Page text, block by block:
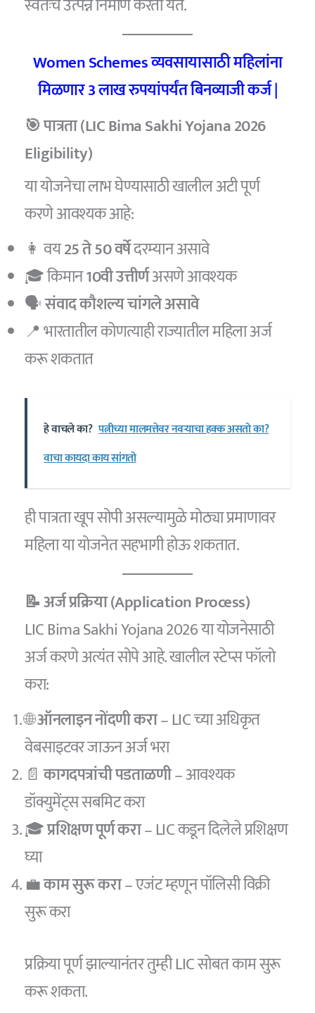
स्वतःचे उत्पन्न निर्माण करता येते.
Women Schemes व्यवसायासाठी महिलांना
मिळणार 3 लाख रुपयांपर्यंत बिनव्याजी कर्ज |
🎯 पात्रता (LIC Bima Sakhi Yojana 2026
Eligibility)
या योजनेचा लाभ घेण्यासाठी खालील अटी पूर्ण
करणे आवश्यक आहे:
👩 वय25 ते 50 वर्षेदरम्यान असावे
🎓 किमान10वी उत्तीर्णअसणे आवश्यक
🗣️संवाद कौशल्य चांगले असावे
📍 भारतातील कोणत्याही राज्यातील महिला अर्ज
करू शकतात
हे वाचले का? पत्नीच्या मालमत्तेवर नवऱ्याचा हक्क असतो का?
वाचा कायदा काय सांगतो
ही पात्रता खूप सोपी असल्यामुळे मोठ्या प्रमाणावर
महिला या योजनेत सहभागी होऊ शकतात.
📝 अर्ज प्रक्रिया (Application Process)
LIC Bima Sakhi Yojana 2026 या योजनेसाठी
अर्ज करणे अत्यंत सोपे आहे. खालील स्टेप्स फॉलो
करा:
🌐ऑनलाइन नोंदणी करा– LIC च्या अधिकृत
वेबसाइटवर जाऊन अर्ज भरा
📄कागदपत्रांची पडताळणी– आवश्यक
डॉक्युमेंट्स सबमिट करा
🎓प्रशिक्षण पूर्ण करा– LIC कडून दिलेले प्रशिक्षण
घ्या
💼काम सुरू करा– एजंट म्हणून पॉलिसी विक्री
सुरू करा
प्रक्रिया पूर्ण झाल्यानंतर तुम्ही LIC सोबत काम सुरू
करू शकता.